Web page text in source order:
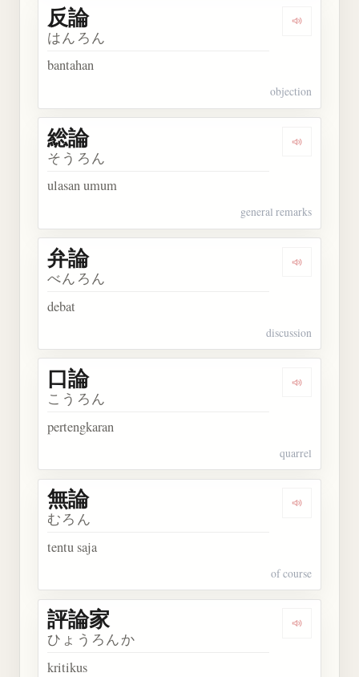
Dengarkan
反論
はんろん
bantahan
objection
Dengarkan
総論
そうろん
ulasan umum
general remarks
Dengarkan
弁論
べんろん
debat
discussion
Dengarkan
口論
こうろん
pertengkaran
quarrel
Dengarkan
無論
むろん
tentu saja
of course
Dengarkan
評論家
ひょうろんか
kritikus